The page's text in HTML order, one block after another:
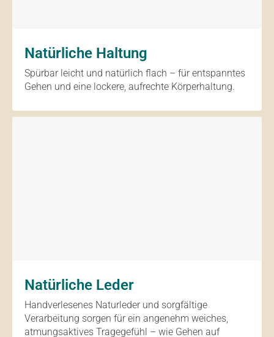
Natürliche Haltung
Spürbar leicht und natürlich flach – für entspanntes
Gehen und eine lockere, aufrechte Körperhaltung.
Natürliche Leder
Handverlesenes Naturleder und sorgfältige
Verarbeitung sorgen für ein angenehm weiches,
atmungsaktives Tragegefühl – wie Gehen auf